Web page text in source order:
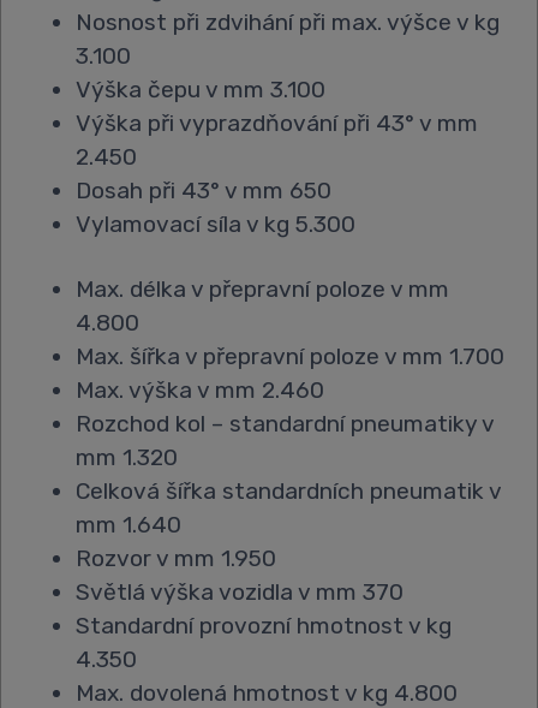
Nosnost při zdvihání při max. výšce v kg
3.100
Výška čepu v mm 3.100
Výška při vyprazdňování při 43° v mm
2.450
Dosah při 43° v mm 650
Vylamovací síla v kg 5.300
Max. délka v přepravní poloze v mm
4.800
Max. šířka v přepravní poloze v mm 1.700
Max. výška v mm 2.460
Rozchod kol – standardní pneumatiky v
mm 1.320
Celková šířka standardních pneumatik v
mm 1.640
Rozvor v mm 1.950
Světlá výška vozidla v mm 370
Standardní provozní hmotnost v kg
4.350
Max. dovolená hmotnost v kg 4.800